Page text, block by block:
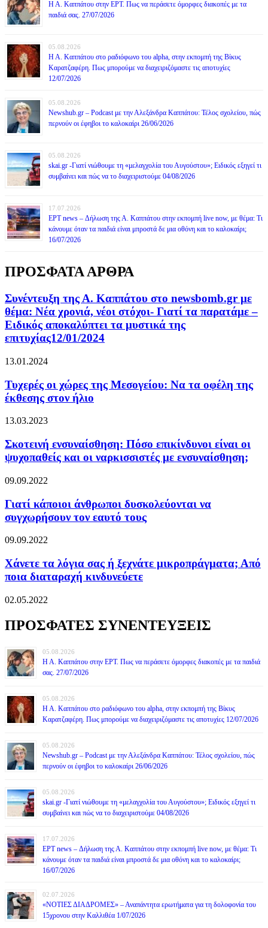
Η Α. Καππάτου στην ΕΡΤ. Πως να περάσετε όμορφες διακοπές με τα
παιδιά σας. 27/07/2026
05.08.2026
Η Α. Καππάτου στο ραδιόφωνο του alpha, στην εκπομπή της Βίκυς
Καρατζαφέρη. Πως μπορούμε να διαχειριζόμαστε τις αποτυχίες
12/07/2026
05.08.2026
Newshub.gr – Podcast με την Αλεξάνδρα Καππάτου: Τέλος σχολείου, πώς
περνούν οι έφηβοι το καλοκαίρι 26/06/2026
05.08.2026
skai.gr -Γιατί νιώθουμε τη «μελαγχολία του Αυγούστου»; Ειδικός εξηγεί τι
συμβαίνει και πώς να το διαχειριστούμε 04/08/2026
17.07.2026
ΕΡΤ news – Δήλωση της Α. Καππάτου στην εκπομπή live now, με θέμα: Τι
κάνουμε όταν τα παιδιά είναι μπροστά δε μια οθόνη και το καλοκαίρι;
16/07/2026
ΠΡΟΣΦΑΤΑ ΑΡΘΡΑ
Συνέντευξη της Α. Καππάτου στο newsbomb.gr με
θέμα: Νέα χρονιά, νέοι στόχοι- Γιατί τα παρατάμε –
Ειδικός αποκαλύπτει τα μυστικά της
επιτυχίας12/01/2024
13.01.2024
Τυχερές οι χώρες της Μεσογείου: Να τα οφέλη της
έκθεσης στον ήλιο
13.03.2023
Σκοτεινή ενσυναίσθηση: Πόσο επικίνδυνοι είναι οι
ψυχοπαθείς και οι ναρκισσιστές με ενσυναίσθηση;
09.09.2022
Γιατί κάποιοι άνθρωποι δυσκολεύονται να
συγχωρήσουν τον εαυτό τους
09.09.2022
Χάνετε τα λόγια σας ή ξεχνάτε μικροπράγματα; Από
ποια διαταραχή κινδυνεύετε
02.05.2022
ΠΡΟΣΦΑΤΕΣ ΣΥΝΕΝΤΕΥΞΕΙΣ
05.08.2026
Η Α. Καππάτου στην ΕΡΤ. Πως να περάσετε όμορφες διακοπές με τα παιδιά
σας. 27/07/2026
05.08.2026
Η Α. Καππάτου στο ραδιόφωνο του alpha, στην εκπομπή της Βίκυς
Καρατζαφέρη. Πως μπορούμε να διαχειριζόμαστε τις αποτυχίες 12/07/2026
05.08.2026
Newshub.gr – Podcast με την Αλεξάνδρα Καππάτου: Τέλος σχολείου, πώς
περνούν οι έφηβοι το καλοκαίρι 26/06/2026
05.08.2026
skai.gr -Γιατί νιώθουμε τη «μελαγχολία του Αυγούστου»; Ειδικός εξηγεί τι
συμβαίνει και πώς να το διαχειριστούμε 04/08/2026
17.07.2026
ΕΡΤ news – Δήλωση της Α. Καππάτου στην εκπομπή live now, με θέμα: Τι
κάνουμε όταν τα παιδιά είναι μπροστά δε μια οθόνη και το καλοκαίρι;
16/07/2026
02.07.2026
«ΝΟΤΙΕΣ ΔΙΑΔΡΟΜΕΣ» – Αναπάντητα ερωτήματα για τη δολοφονία του
15χρονου στην Καλλιθέα 1/07/2026